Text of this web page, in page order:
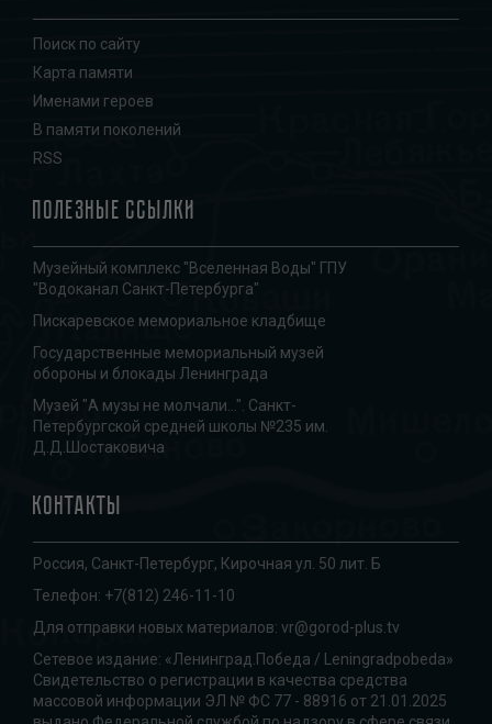
Поиск по сайту
Карта памяти
Именами героев
В памяти поколений
RSS
Полезные ссылки
Музейный комплекс "Вселенная Воды" ГПУ
"Водоканал Санкт-Петербурга"
Пискаревское мемориальное кладбище
Государственные мемориальный музей
обороны и блокады Ленинграда
Музей "А музы не молчали...". Санкт-
Петербургской средней школы №235 им.
Д.Д.Шостаковича
Контакты
Россия, Санкт-Петербург, Кирочная ул. 50 лит. Б
Телефон: +7(812) 246-11-10
Для отправки новых материалов: vr@gorod-plus.tv
Сетевое издание: «Ленинград.Победа / Leningradpobeda»
Свидетельство о регистрации в качества средства
массовой информации ЭЛ № ФС 77 - 88916 от 21.01.2025